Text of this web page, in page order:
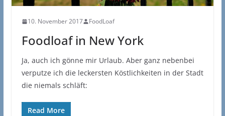
10. November 2017 FoodLoaf
Foodloaf in New York
Ja, auch ich gönne mir Urlaub. Aber ganz nebenbei
verputze ich die leckersten Köstlichkeiten in der Stadt
die niemals schläft:
Read More